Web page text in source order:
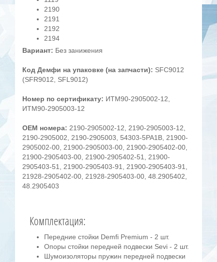
2190
2191
2192
2194
Вариант: Без занижения
Код Демфи на упаковке (на запчасти): SFC9012
(SFR9012, SFL9012)
Номер по сертификату: ИТМ90-2905002-12,
ИТМ90-2905003-12
OEM номера: 2190-2905002-12, 2190-2905003-12,
2190-2905002, 2190-2905003, 54303-5PA1B, 21900-
2905002-00, 21900-2905003-00, 21900-2905402-00,
21900-2905403-00, 21900-2905402-51, 21900-
2905403-51, 21900-2905403-91, 21900-2905403-91,
21928-2905402-00, 21928-2905403-00, 48.2905402,
48.2905403
Комплектация:
Передние стойки Demfi Premium - 2 шт.
Опоры стойки передней подвески Sevi - 2 шт.
Шумоизоляторы пружин передней подвески